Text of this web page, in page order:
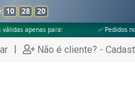
10 : 28 : 17
no interior de Goiás ✅
| Não é cliente? -